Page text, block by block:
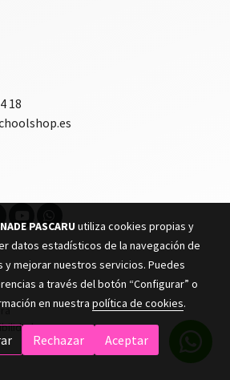
18
PASCARU utiliza cookies propias y
datos estadísticos de la navegación de
y mejorar nuestros servicios. Puedes
a través del botón “Configurar” o
en nuestra política de cookies.
Rechazar Aceptar